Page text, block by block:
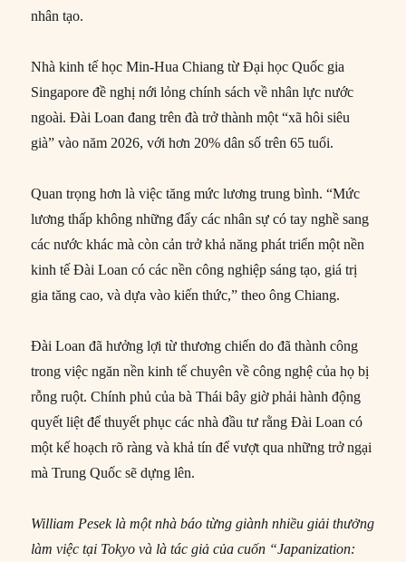
nhân tạo.
Nhà kinh tế học Min-Hua Chiang từ Đại học Quốc gia
Singapore đề nghị nới lỏng chính sách về nhân lực nước
ngoài. Đài Loan đang trên đà trở thành một “xã hôi siêu
già” vào năm 2026, với hơn 20% dân số trên 65 tuổi.
Quan trọng hơn là việc tăng mức lương trung bình. “Mức
lương thấp không những đẩy các nhân sự có tay nghề sang
các nước khác mà còn cản trở khả năng phát triển một nền
kinh tế Đài Loan có các nền công nghiệp sáng tạo, giá trị
gia tăng cao, và dựa vào kiến thức,” theo ông Chiang.
Đài Loan đã hưởng lợi từ thương chiến do đã thành công
trong việc ngăn nền kinh tế chuyên về công nghệ của họ bị
rỗng ruột. Chính phủ của bà Thái bây giờ phải hành động
quyết liệt để thuyết phục các nhà đầu tư rằng Đài Loan có
một kế hoạch rõ ràng và khả tín để vượt qua những trở ngại
mà Trung Quốc sẽ dựng lên.
William Pesek là một nhà báo từng giành nhiều giải thưởng
làm việc tại Tokyo và là tác giả của cuốn “Japanization: